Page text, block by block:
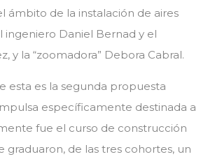
ámbito de la instalación de aires
ingeniero Daniel Bernad y el
y la “zoomadora” Debora Cabral.
esta es la segunda propuesta
específicamente destinada a
fue el curso de construcción
graduaron, de las tres cohortes, un